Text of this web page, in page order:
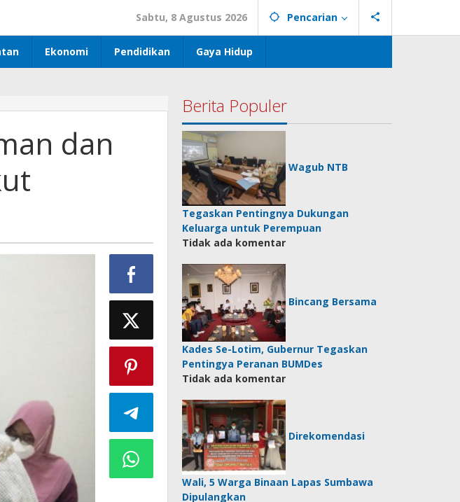
Sabtu, 8 Agustus 2026 Pencarian
Ekonomi Pendidikan Gaya Hidup
dan
Berita Populer
Wagub NTB
Tegaskan Pentingnya Dukungan
Keluarga untuk Perempuan
Tidak ada komentar
Bincang Bersama
Kades Se-Lotim, Gubernur Tegaskan
Pentingya Peranan BUMDes
Tidak ada komentar
Direkomendasi
Wali, 5 Warga Binaan Lapas Sumbawa
Dipulangkan